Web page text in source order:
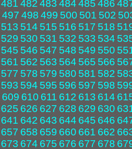
481 482 483 484 485 486
497 498 499 500 501 502
513 514 515 516 517 518
529 530 531 532 533 534
545 546 547 548 549 550
561 562 563 564 565 566
577 578 579 580 581 582
593 594 595 596 597 598
609 610 611 612 613 614
625 626 627 628 629 630
641 642 643 644 645 646
657 658 659 660 661 662
673 674 675 676 677 678